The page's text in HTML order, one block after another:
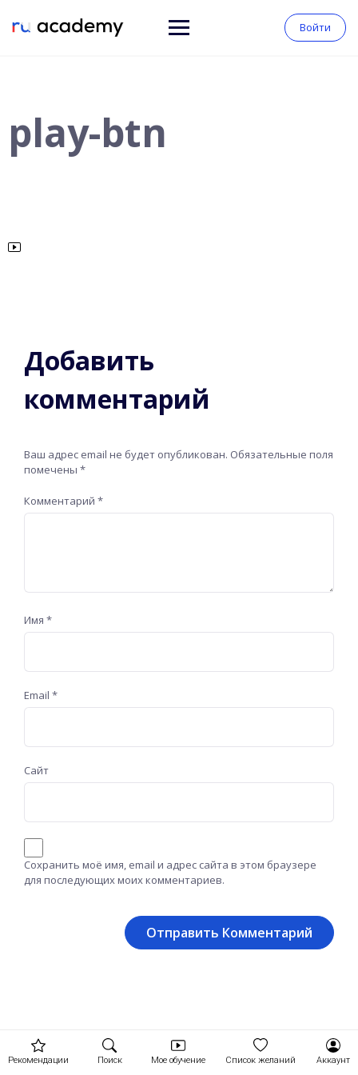
Войти
play-btn
Добавить
комментарий
Ваш адрес email не будет опубликован. Обязательные поля
помечены *
Комментарий *
Имя *
Email *
Сайт
Сохранить моё имя, email и адрес сайта в этом браузере
для последующих моих комментариев.
Рекомендации Поиск Мое обучение Список желаний Аккаунт